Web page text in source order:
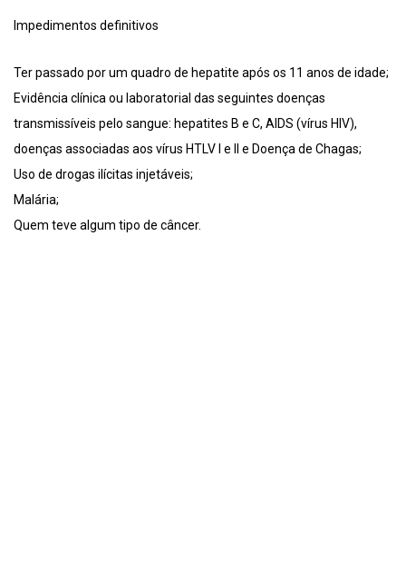
Impedimentos definitivos
Ter passado por um quadro de hepatite após os 11 anos de idade;
Evidência clínica ou laboratorial das seguintes doenças
transmissíveis pelo sangue: hepatites B e C, AIDS (vírus HIV),
doenças associadas aos vírus HTLV I e II e Doença de Chagas;
Uso de drogas ilícitas injetáveis;
Malária;
Quem teve algum tipo de câncer.